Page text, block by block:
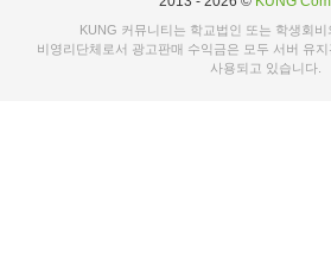
KUNG 커뮤니티는 학교법인 또는 학생회
비영리단체로서 광고판매 수익금은 모두 서버 유
사용되고 있습니다.